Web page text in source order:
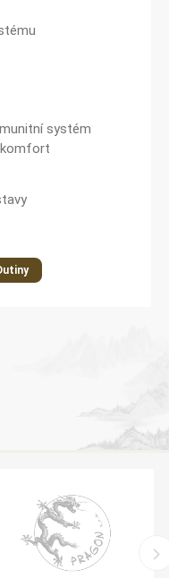
systém